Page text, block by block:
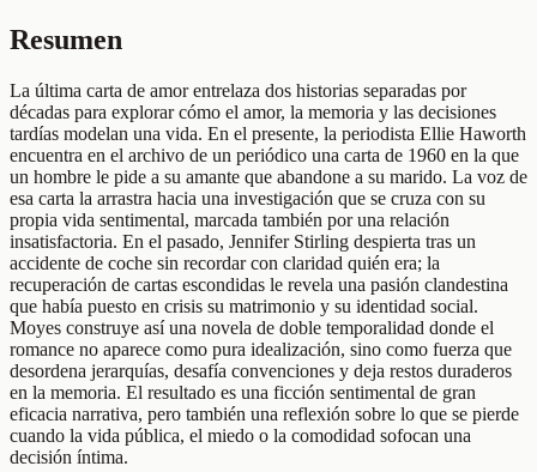
Resumen
La última carta de amor entrelaza dos historias separadas por
décadas para explorar cómo el amor, la memoria y las decisiones
tardías modelan una vida. En el presente, la periodista Ellie Haworth
encuentra en el archivo de un periódico una carta de 1960 en la que
un hombre le pide a su amante que abandone a su marido. La voz de
esa carta la arrastra hacia una investigación que se cruza con su
propia vida sentimental, marcada también por una relación
insatisfactoria. En el pasado, Jennifer Stirling despierta tras un
accidente de coche sin recordar con claridad quién era; la
recuperación de cartas escondidas le revela una pasión clandestina
que había puesto en crisis su matrimonio y su identidad social.
Moyes construye así una novela de doble temporalidad donde el
romance no aparece como pura idealización, sino como fuerza que
desordena jerarquías, desafía convenciones y deja restos duraderos
en la memoria. El resultado es una ficción sentimental de gran
eficacia narrativa, pero también una reflexión sobre lo que se pierde
cuando la vida pública, el miedo o la comodidad sofocan una
decisión íntima.